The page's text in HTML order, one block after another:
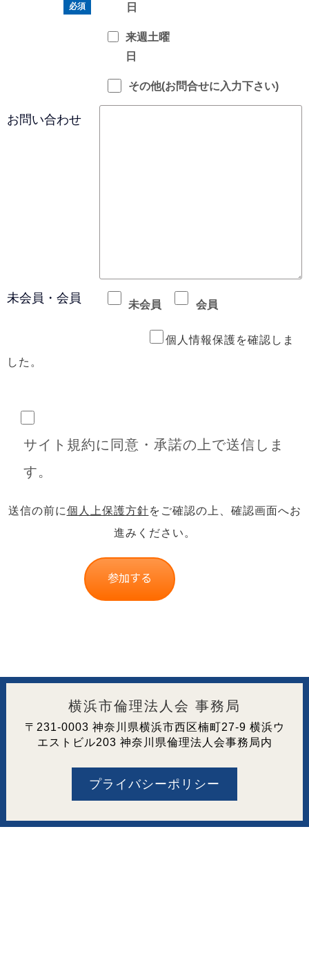
必須
日
来週土曜
日
その他(お問合せに入力下さい)
お問い合わせ
未会員・会員 未会員 会員
個人情報保護を確認しま
した。
サイト規約に同意・承諾の上で送信しま
す。
送信の前に個人上保護方針をご確認の上、確認画面へお
進みください。
横浜市倫理法人会 事務局
〒231-0003 神奈川県横浜市西区楠町27-9 横浜ウ
エストビル203 神奈川県倫理法人会事務局内
プライバシーポリシー